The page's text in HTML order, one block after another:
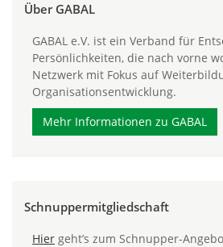
Über GABAL
GABAL e.V. ist ein Verband für
Persönlichkeiten, die nach vorne
Netzwerk mit Fokus auf
Organisationsentwicklung.
Mehr Informationen zu GABAL
Schnuppermitgliedschaft
Hier geht’s zum Schnupper-